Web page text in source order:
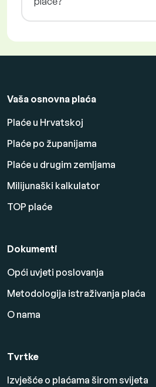
Vaša osnovna plaća
Plaće u Hrvatskoj
Plaće po županijama
Plaće u drugim zemljama
Milijunaški kalkulator
TOP plaće
Dokumenti
Opći uvjeti poslovanja
Metodologija istraživanja plaća
O nama
Tvrtke
Izvješće o plaćama širom svijeta